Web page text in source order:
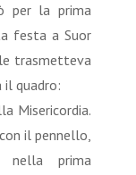
per la prima
festa a Suor
trasmetteva
il quadro:
Misericordia.
il pennello,
nella prima